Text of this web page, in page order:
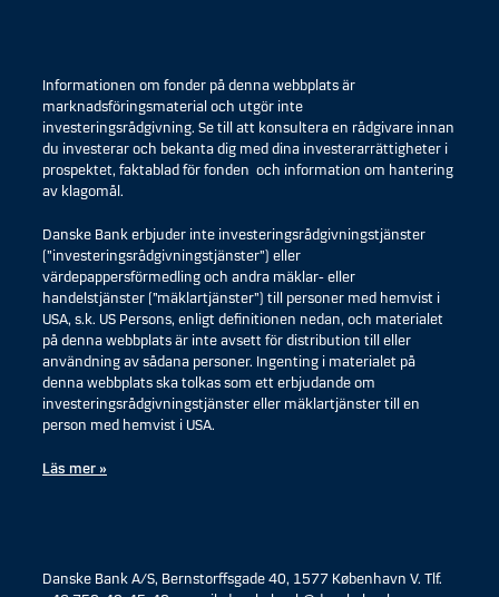
Informationen om fonder på denna webbplats är
marknadsföringsmaterial och utgör inte
investeringsrådgivning. Se till att konsultera en rådgivare innan
du investerar och bekanta dig med dina investerarrättigheter i
prospektet, faktablad för fonden och information om hantering
av klagomål.
Danske Bank erbjuder inte investeringsrådgivningstjänster
(”investeringsrådgivningstjänster”) eller
värdepappersförmedling och andra mäklar- eller
handelstjänster (”mäklartjänster”) till personer med hemvist i
USA, s.k. US Persons, enligt definitionen nedan, och materialet
på denna webbplats är inte avsett för distribution till eller
användning av sådana personer. Ingenting i materialet på
denna webbplats ska tolkas som ett erbjudande om
investeringsrådgivningstjänster eller mäklartjänster till en
person med hemvist i USA.
Läs mer »
Danske Bank A/S, Bernstorffsgade 40, 1577 København V. Tlf.